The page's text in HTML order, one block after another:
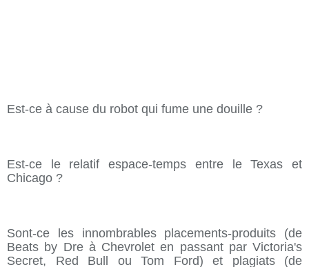
Est-ce à cause du robot qui fume une douille ?
Est-ce le relatif espace-temps entre le Texas et
Chicago ?
Sont-ce les innombrables placements-produits (de
Beats by Dre à Chevrolet en passant par Victoria's
Secret, Red Bull ou Tom Ford) et plagiats (de